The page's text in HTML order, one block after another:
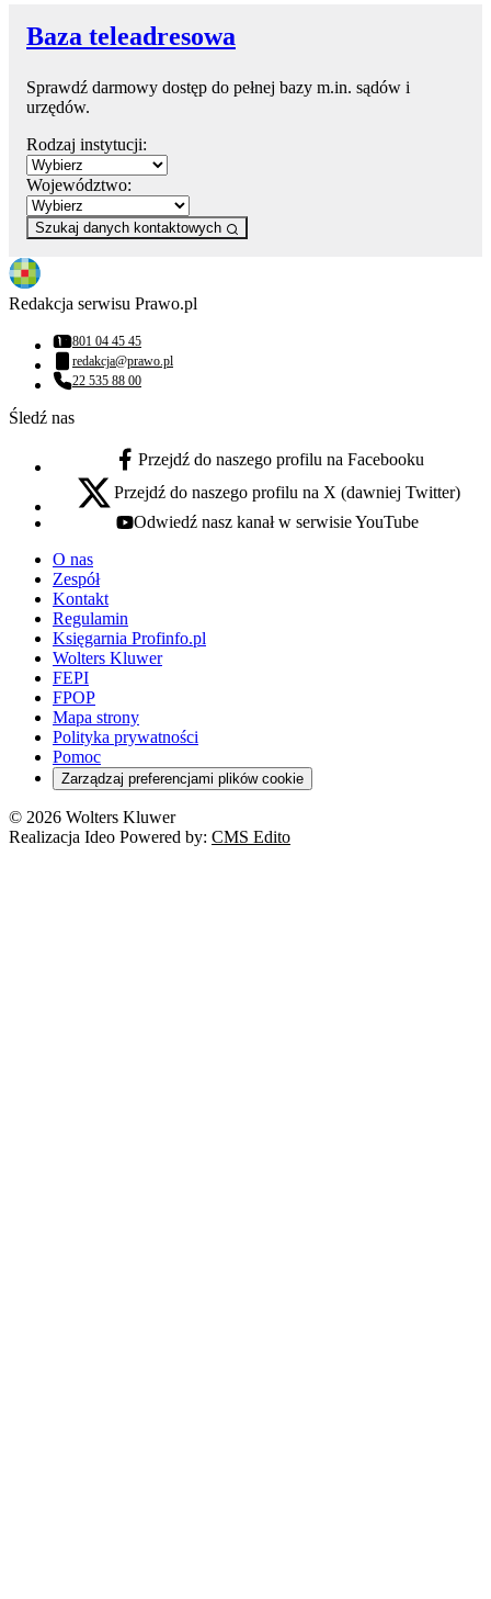
Baza teleadresowa
Sprawdź darmowy dostęp do pełnej bazy m.in. sądów i
urzędów.
Rodzaj instytucji:
Województwo:
Szukaj danych kontaktowych
Redakcja serwisu Prawo.pl
Numer telefonu:
801 04 45 45
Adres email:
redakcja@prawo.pl
Numer telefonu:
22 535 88 00
Śledź nas
facebook - otwiera się w nowej karcie
Przejdź do naszego profilu na Facebooku
x - otwiera się w nowej karcie
Przejdź do naszego profilu na X (dawniej Twitter)
youtube - otwiera się w nowej karcie
Odwiedź nasz kanał w serwisie YouTube
O nas
Zespół
Kontakt
Regulamin
Księgarnia Profinfo.pl
Wolters Kluwer
FEPI
FPOP
Mapa strony
Polityka prywatności
Pomoc
Zarządzaj preferencjami plików cookie
© 2026 Wolters Kluwer
Realizacja Ideo Powered by: CMS Edito